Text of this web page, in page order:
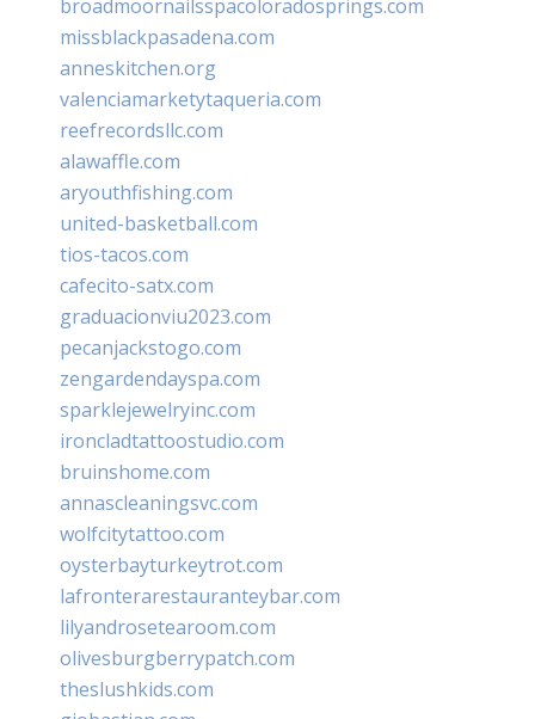
broadmoornailsspacoloradosprings.com
missblackpasadena.com
anneskitchen.org
valenciamarketytaqueria.com
reefrecordsllc.com
alawaffle.com
aryouthfishing.com
united-basketball.com
tios-tacos.com
cafecito-satx.com
graduacionviu2023.com
pecanjackstogo.com
zengardendayspa.com
sparklejewelryinc.com
ironcladtattoostudio.com
bruinshome.com
annascleaningsvc.com
wolfcitytattoo.com
oysterbayturkeytrot.com
lafronterarestauranteybar.com
lilyandrosetearoom.com
olivesburgberrypatch.com
theslushkids.com